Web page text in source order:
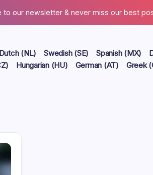
to our newsletter & never miss our best
Dutch (NL) Swedish (SE) Spanish (MX)
Hungarian (HU) German (AT)
Greek